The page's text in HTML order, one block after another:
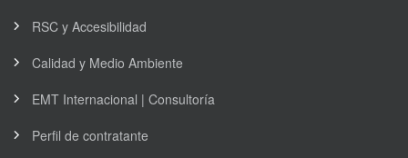
RSC y Accesibilidad
Calidad y Medio Ambiente
EMT Internacional | Consultoría
Perfil de contratante